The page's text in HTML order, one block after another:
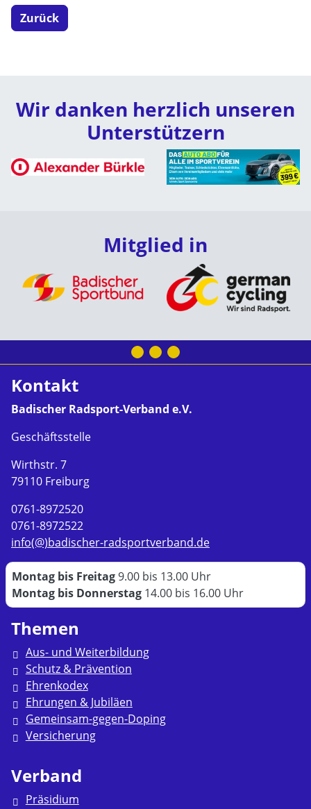
Zurück
Wir danken herzlich unseren
Unterstützern
Mitglied in
Kontakt
Badischer Radsport-Verband e.V.
Geschäftsstelle
Wirthstr. 7
79110 Freiburg
0761-8972520
0761-8972522
info(@)badischer-radsportverband.de
Montag bis Freitag9.00 bis 13.00 Uhr
Montag bis Donnerstag 14.00 bis 16.00 Uhr
Themen
Aus- und Weiterbildung
Schutz & Prävention
Ehrenkodex
Ehrungen & Jubiläen
Gemeinsam-gegen-Doping
Versicherung
Verband
Präsidium